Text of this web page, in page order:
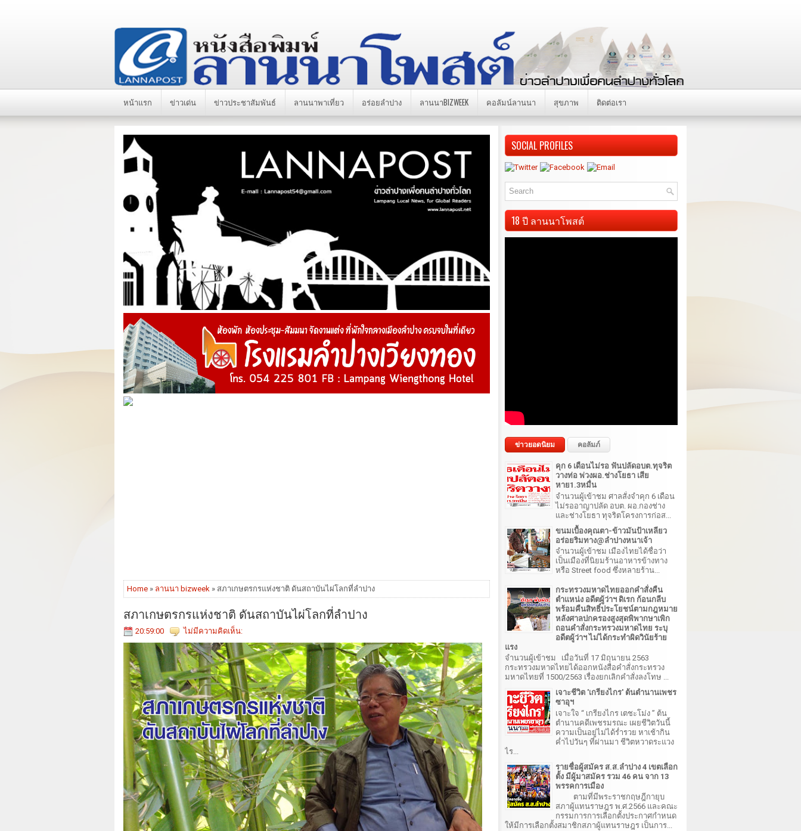
หน้าแรก ข่าวเด่น ข่าวประชาสัมพันธ์ ลานนาพาเที่ยว อร่อยลำปาง ลานนาBIZWEEK คอลัมน์ลานนา สุขภาพ ติดต่อเรา
Home » ลานนา bizweek » สภาเกษตรกรแห่งชาติ ดันสถาบันไผ่โลกที่ลำปาง
สภาเกษตรกรแห่งชาติ ดันสถาบันไผ่โลกที่ลำปาง
20:59:00 ไม่มีความคิดเห็น:
SOCIAL PROFILES
18 ปี ลานนาโพสต์
ข่าวยอดนิยม คอลัมภ์
คุก 6 เดือนไม่รอ ฟันปลัดอบต.ทุจริต
วางท่อ พ่วงผอ.ช่างโยธา เสีย
หาย1.3หมื่น
จำนวนผู้เข้าชม ศาลสั่งจำคุก 6 เดือน
ไม่รออาญาปลัด อบต. ผอ.กองช่าง
และช่างโยธา ทุจริตโครงการก่อส...
ขนมเบื้องคุณตา-ข้าวมันป้าเหลียว
อร่อยริมทาง@ลำปางหนาเจ้า
จำนวนผู้เข้าชม เมืองไทยได้ชื่อว่า
เป็นเมืองที่นิยมร้านอาหารข้างทาง
หรือ Street food ซึ่งหลายร้าน...
กระทรวงมหาดไทยออกคำสั่งคืน
ตำแหน่ง อดีตผู้ว่าฯ ดิเรก ก้อนกลีบ
พร้อมคืนสิทธิ์ประโยชน์ตามกฎหมาย
หลังศาลปกครองสูงสุดพิพากษาเพิก
ถอนคำสั่งกระทรวงมหาดไทย ระบุ
อดีตผู้ว่าฯ ไม่ได้กระทำผิดวินัยร้าย
แรง
จำนวนผู้เข้าชม เมื่อวันที่ 17 มิถุนายน 2563
กระทรวงมหาดไทยได้ออกหนังสือคำสั่งกระทรวง
มหาดไทยที่ 1500/2563 เรื่องยกเลิกคำสั่งลงโทษ ...
เจาะชีวิต 'เกรียงไกร' ต้นตำนานเพชร
ซาอุฯ
เจาะใจ “ เกรียงไกร เตชะโม่ง ” ต้น
ตำนานคดีเพชรมรณะ เผยชีวิตวันนี้
ความเป็นอยู่ไม่ได้ร่ำรวย หาเช้ากิน
ค่ำไปวันๆ ที่ผ่านมา ชีวิตหวาดระแวง
ไร...
รายชื่อผู้สมัคร ส.ส.ลำปาง 4 เขตเลือก
ตั้ง มีผู้มาสมัคร รวม 46 คน จาก 13
พรรคการเมือง
ตามที่มีพระราชกฤษฎีกายุบ
สภาผู้แทนราษฎร พ.ศ.2566 และคณะ
กรรมการการเลือกตั้งประกาศกำหนด
ให้มีการเลือกตั้งสมาชิกสภาผู้แทนราษฎร เป็นการ...